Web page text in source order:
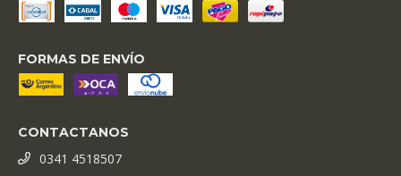
FORMAS DE ENVÍO
CONTACTANOS
0341 4518507